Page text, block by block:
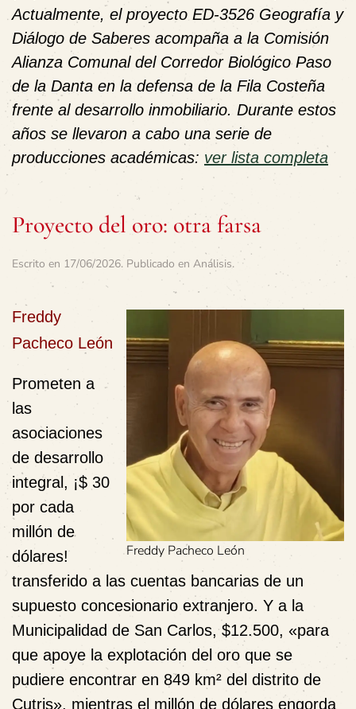
Actualmente, el proyecto ED-3526 Geografía y
Diálogo de Saberes acompaña a la Comisión
Alianza Comunal del Corredor Biológico Paso
de la Danta en la defensa de la Fila Costeña
frente al desarrollo inmobiliario. Durante estos
años se llevaron a cabo una serie de
producciones académicas: ver lista completa
Proyecto del oro: otra farsa
Escrito en 17/06/2026. Publicado en Análisis.
Freddy Pacheco León
Freddy
Pacheco León
Prometen a
las
asociaciones
de desarrollo
integral, ¡$ 30
por cada
millón de
dólares!
transferido a las cuentas bancarias de un
supuesto concesionario extranjero. Y a la
Municipalidad de San Carlos, $12.500, «para
que apoye la explotación del oro que se
pudiere encontrar en 849 km² del distrito de
Cutris», mientras el millón de dólares engorda